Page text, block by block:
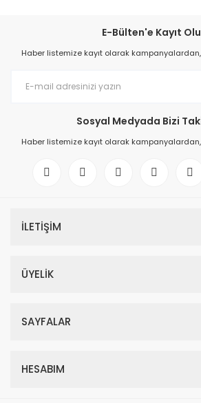
E-Bülten'e Kayıt
Haber listemize kayıt olarak
Sosyal Medyada Bizi
Haber listemize kayıt olarak
İLETİŞİM
ÜYELİK
SAYFALAR
HESABIM